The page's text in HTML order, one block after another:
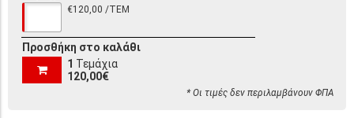
€120,00 /ΤΕΜ
Προσθήκη στο καλάθι
1 Τεμάχια
120,00€
* Οι τιμές δεν περιλαμβάνουν ΦΠΑ